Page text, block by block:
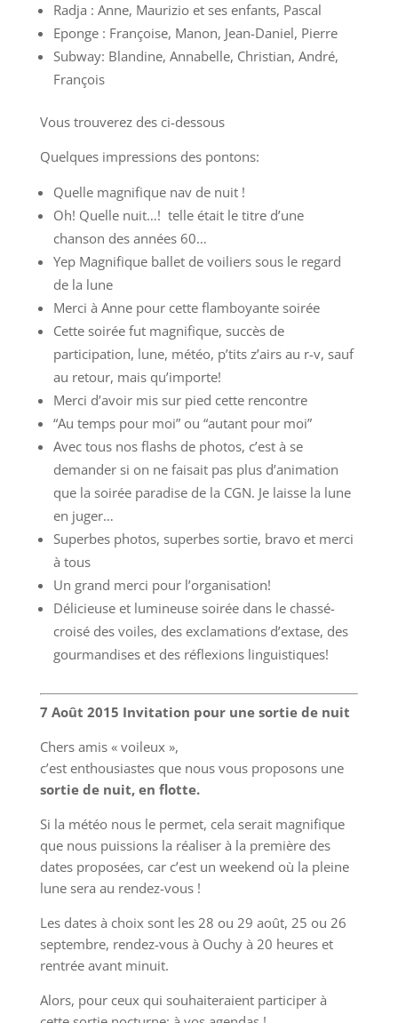
Radja : Anne, Maurizio et ses enfants, Pascal
Eponge : Françoise, Manon, Jean-Daniel, Pierre
Subway: Blandine, Annabelle, Christian, André,
François
Vous trouverez des ci-dessous
Quelques impressions des pontons:
Quelle magnifique nav de nuit !
Oh! Quelle nuit…! telle était le titre d’une
chanson des années 60…
Yep Magnifique ballet de voiliers sous le regard
de la lune
Merci à Anne pour cette flamboyante soirée
Cette soirée fut magnifique, succès de
participation, lune, météo, p’tits z’airs au r-v, sauf
au retour, mais qu’importe!
Merci d’avoir mis sur pied cette rencontre
“Au temps pour moi” ou “autant pour moi”
Avec tous nos flashs de photos, c’est à se
demander si on ne faisait pas plus d’animation
que la soirée paradise de la CGN. Je laisse la lune
en juger…
Superbes photos, superbes sortie, bravo et merci
à tous
Un grand merci pour l’organisation!
Délicieuse et lumineuse soirée dans le chassé-
croisé des voiles, des exclamations d’extase, des
gourmandises et des réflexions linguistiques!
7 Août 2015 Invitation pour une sortie de nuit
Chers amis « voileux »,
c’est enthousiastes que nous vous proposons une
sortie de nuit, en flotte.
Si la météo nous le permet, cela serait magnifique
que nous puissions la réaliser à la première des
dates proposées, car c’est un weekend où la pleine
lune sera au rendez-vous !
Les dates à choix sont les 28 ou 29 août, 25 ou 26
septembre, rendez-vous à Ouchy à 20 heures et
rentrée avant minuit.
Alors, pour ceux qui souhaiteraient participer à